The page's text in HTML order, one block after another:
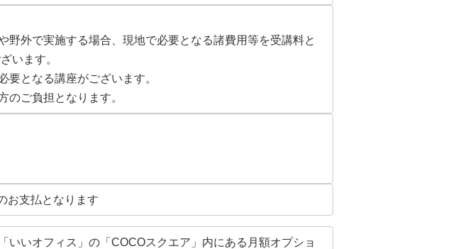
野外で実施する場合、現地で必要となる諸費用等を受講料と
います。
要となる講座がございます。
のご負担となります。
お支払となります
いいオフィス」の「COCOスクエア」内にある月額オプショ